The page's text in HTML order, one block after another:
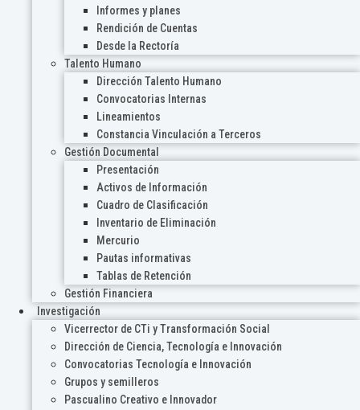
Informes y planes
Rendición de Cuentas
Desde la Rectoría
Talento Humano
Dirección Talento Humano
Convocatorias Internas
Lineamientos
Constancia Vinculación a Terceros
Gestión Documental
Presentación
Activos de Información
Cuadro de Clasificación
Inventario de Eliminación
Mercurio
Pautas informativas
Tablas de Retención
Gestión Financiera
Investigación
Vicerrector de CTi y Transformación Social
Dirección de Ciencia, Tecnología e Innovación
Convocatorias Tecnología e Innovación
Grupos y semilleros
Pascualino Creativo e Innovador